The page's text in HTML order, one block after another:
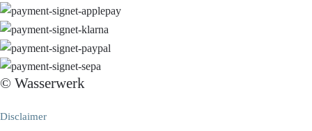
© Wasserwerk
Disclaimer